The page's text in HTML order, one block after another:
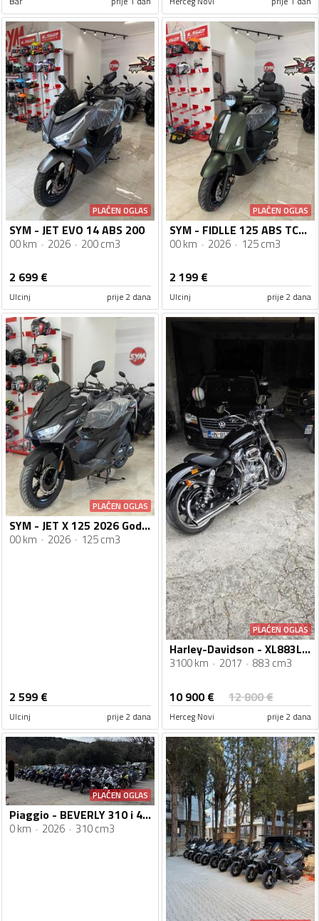
PLAĆEN OGLAS
SYM - JET EVO 14 ABS 200
00 km 2026 200 cm3
2 699 €
Ulcinj prije 2 dana
PLAĆEN OGLAS
SYM - FIDLLE 125 ABS TCS Nova Generacija
00 km 2026 125 cm3
2 199 €
Ulcinj prije 2 dana
PLAĆEN OGLAS
SYM - JET X 125 2026 Godiste Nova Serija
00 km 2026 125 cm3
2 599 €
Ulcinj prije 2 dana
PLAĆEN OGLAS
Harley-Davidson - XL883L Superlow
3100 km 2017 883 cm3
10 900€ 12 800€
Herceg Novi prije 2 dana
PLAĆEN OGLAS
Piaggio - BEVERLY 310 i 400 HPE
0 km 2026 310 cm3